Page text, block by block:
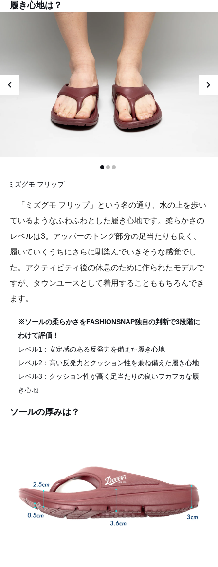
履き心地は？
ミズグモ フリップ
「ミズグモ フリップ」という名の通り、水の上を歩い
ているようなふわふわとした履き心地です。柔らかさの
レベルは3。アッパーのトング部分の足当たりも良く、
履いていくうちにさらに馴染んでいきそうな感覚でし
た。アクティビティ後の休息のために作られたモデルで
すが、タウンユースとして着用することももちろんでき
ます。
※ソールの柔らかさをFASHIONSNAP独自の判断で3段階に
わけて評価！
レベル1：安定感のある反発力を備えた履き心地
レベル2：高い反発力とクッション性を兼ね備えた履き心地
レベル3：クッション性が高く足当たりの良いフカフカな履
き心地
ソールの厚みは？